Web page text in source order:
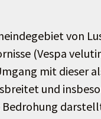
von
(Vespa
mit dieser
und
Bedrohung